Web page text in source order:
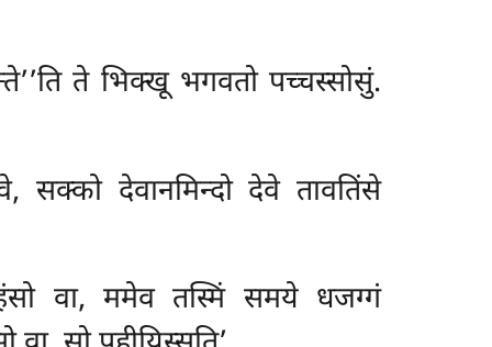
ते भिक्खू भगवतो पच्चस्सोसुं.
सक्को देवानमिन्दो देवे तावतिंसे
वा, ममेव तस्मिं समये धजग्गं